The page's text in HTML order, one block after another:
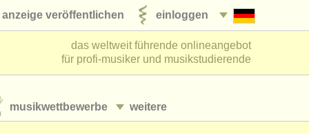
einloggen
anzeige veröffentlichen
das weltweit führende onlineangebot
für profi-musiker und musikstudierende
weitere
musikwettbewerbe